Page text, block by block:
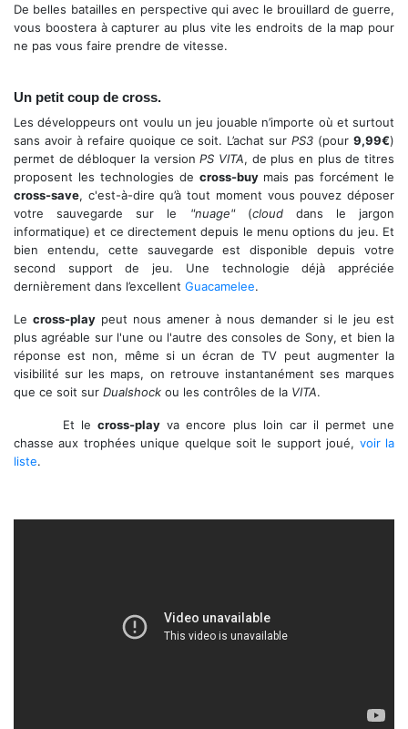
De belles batailles en perspective qui avec le brouillard de guerre,
vous boostera à capturer au plus vite les endroits de la map pour
ne pas vous faire prendre de vitesse.
Un petit coup de cross.
Les développeurs ont voulu un jeu jouable n’importe où et surtout
sans avoir à refaire quoique ce soit. L’achat surPS3 (pour9,99€)
permet de débloquer la versionPS VITA, de plus en plus de titres
proposent les technologies de cross-buymais pas forcément le
cross-save, c'est-à-dire qu’à tout moment vous pouvez déposer
votre sauvegarde sur le "nuage"(clouddans le jargon
informatique) et ce directement depuis le menu options du jeu. Et
bien entendu, cette sauvegarde est disponible depuis votre
second support de jeu. Une technologie déjà appréciée
dernièrement dans l’excellent Guacamelee.
Le cross-play peut nous amener à nous demander si le jeu est
plus agréable sur l'une ou l'autre des consoles de Sony, et bien la
réponse est non, même si un écran de TV peut augmenter la
visibilité sur les maps, on retrouve instantanément ses marques
que ce soit sur Dualshock ou les contrôles de la VITA.
Et lecross-play va encore plus loin car il permet une
chasse aux trophées unique quelque soit le support joué, voir la
liste.